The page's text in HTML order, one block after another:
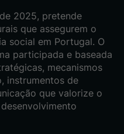
2025, pretende
que assegurem o
social em Portugal. O
participada e baseada
mecanismos
instrumentos de
que valorize o